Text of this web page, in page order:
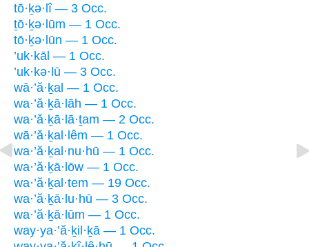
tō·ḵə·lî — 3 Occ.
ṯō·ḵə·lūm — 1 Occ.
tō·ḵə·lūn — 1 Occ.
’uk·kāl — 1 Occ.
’uk·kə·lū — 3 Occ.
wā·’ă·ḵal — 1 Occ.
wa·’ă·ḵā·lāh — 1 Occ.
wa·’ă·ḵā·lā·ṯam — 2 Occ.
wā·’ă·ḵal·lêm — 1 Occ.
wa·’ă·ḵal·nu·hū — 1 Occ.
wa·’ă·ḵā·lōw — 1 Occ.
wa·’ă·ḵal·tem — 19 Occ.
wa·’ă·ḵā·lu·hū — 3 Occ.
wa·’ă·ḵā·lūm — 1 Occ.
way·ya·’ă·ḵil·ḵā — 1 Occ.